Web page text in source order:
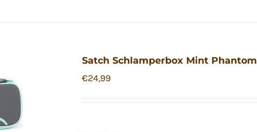
Satch Schlamperbox Mint Phantom
€24,99